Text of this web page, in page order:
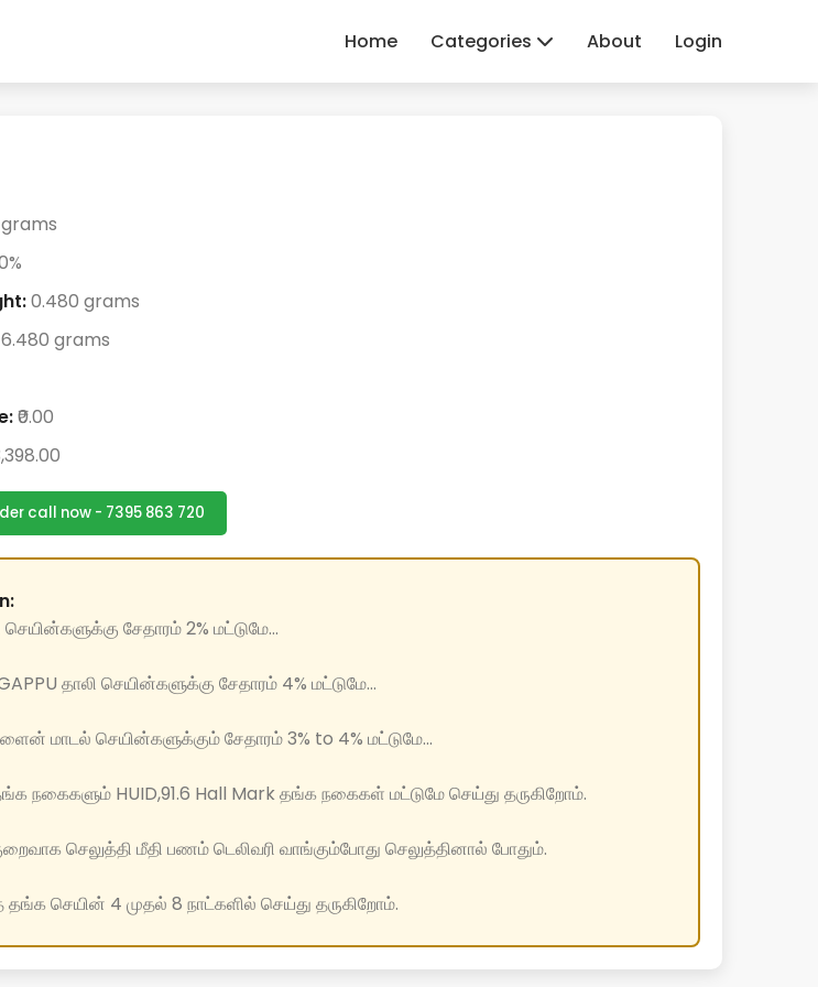
Home Categories About Login
0.480 grams
grams
₹0.00
call now - 7395 863 720
செயின்களுக்கு சேதாரம் 2% மட்டுமே...
தாலி செயின்களுக்கு சேதாரம் 4% மட்டுமே...
மாடல் செயின்களுக்கும் சேதாரம் 3% to 4% மட்டுமே...
நகைகளும் HUID,91.6 Hall Mark தங்க நகைகள் மட்டுமே செய்து தருகிறோம்.
செலுத்தி மீதி பணம் டெலிவரி வாங்கும்போது செலுத்தினால் போதும்.
செயின் 4 முதல் 8 நாட்களில் செய்து தருகிறோம்.